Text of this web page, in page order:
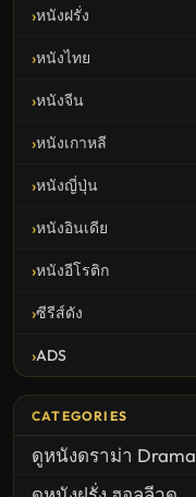
หนังฝรั่ง
หนังไทย
หนังจีน
หนังเกาหลี
หนังญี่ปุ่น
หนังอินเดีย
หนังอีโรติก
ซีรีส์ดัง
ADS
CATEGORIES
ดูหนังดราม่า Drama